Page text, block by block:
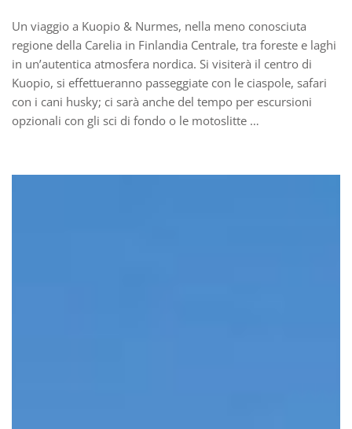
Un viaggio a Kuopio & Nurmes, nella meno conosciuta
regione della Carelia in Finlandia Centrale, tra foreste e laghi
in un’autentica atmosfera nordica. Si visiterà il centro di
Kuopio, si effettueranno passeggiate con le ciaspole, safari
con i cani husky; ci sarà anche del tempo per escursioni
opzionali con gli sci di fondo o le motoslitte …